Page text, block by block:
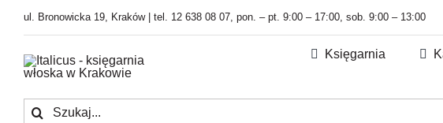
Przejdź
zawartości
ul. Bronowicka 19, Kraków | tel. 12 638 08 07, pon. – pt. 9:00 – 17:00, sob. 9:00 – 13:00
Księgarnia
Szukaj